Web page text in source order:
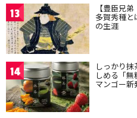
13 【豊臣兄
多賀秀種と
の生涯
14 しっかり
しめる「無
マンゴー新